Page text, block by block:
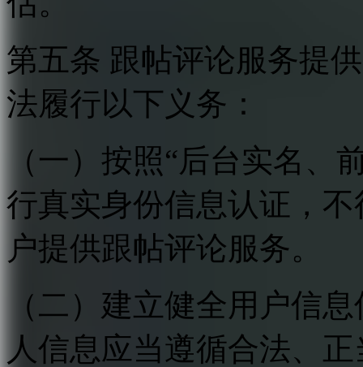
第五条 跟帖评论服务提
法履行以下义务：
（一）按照“后台实名、
行真实身份信息认证，
户提供跟帖评论服务。
（二）建立健全用户信
人信息应当遵循合法、